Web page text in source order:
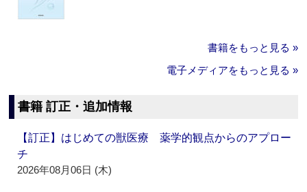
書籍をもっと見る »
電子メディアをもっと見る »
書籍 訂正・追加情報
【訂正】はじめての獣医療 薬学的観点からのアプロー
チ
2026年08月06日 (木)